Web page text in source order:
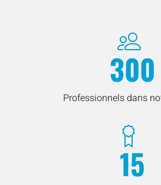
300
Professionnels dans
15